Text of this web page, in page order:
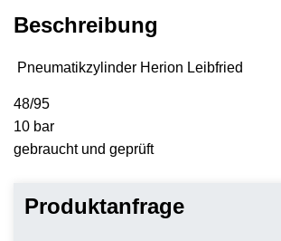
Beschreibung
Pneumatikzylinder Herion Leibfried
48/95
10 bar
gebraucht und geprüft
Produktanfrage